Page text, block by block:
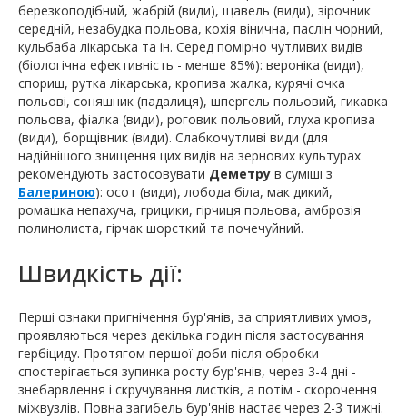
березкоподібний, жабрій (види), щавель (види), зірочник
середній, незабудка польова, кохія вінична, паслін чорний,
кульбаба лікарська та ін. Серед помірно чутливих видів
(біологічна ефективність - менше 85%): вероніка (види),
спориш, рутка лікарська, кропива жалка, курячі очка
польові, соняшник (падалиця), шпергель польовий, гикавка
польова, фіалка (види), роговик польовий, глуха кропива
(види), борщівник (види). Слабкочутливі види (для
надійнішого знищення цих видів на зернових культурах
рекомендують застосовувати Деметру в суміші з
Балериною): осот (види), лобода біла, мак дикий,
ромашка непахуча, грицики, гірчиця польова, амброзія
полинолиста, гірчак шорсткий та почечуйний.
Швидкість дії:
Перші ознаки пригнічення бур'янів, за сприятливих умов,
проявляються через декілька годин після застосування
гербіциду. Протягом першої доби після обробки
спостерігається зупинка росту бур'янів, через 3-4 дні -
знебарвлення і скручування листків, а потім - скорочення
міжвузлів. Повна загибель бур'янів настає через 2-3 тижні.